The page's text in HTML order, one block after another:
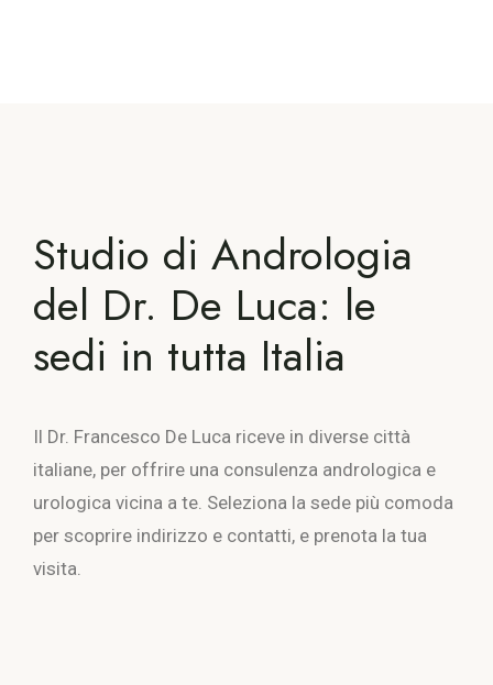
Studio di Andrologia
del Dr. De Luca: le
sedi in tutta Italia
Il Dr. Francesco De Luca riceve in diverse città
italiane, per offrire una consulenza andrologica e
urologica vicina a te. Seleziona la sede più comoda
per scoprire indirizzo e contatti, e prenota la tua
visita.